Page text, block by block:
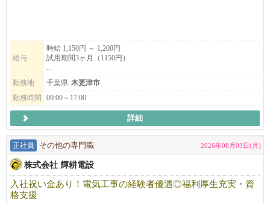
一人ひとりが持つ可能性を広げ、安心して自分らしく成長出来る
居場所作りを目指しています。
小さな成功体験を積み重ねる事が出来る環境でお子様の成長を見
守りませんか？
子どもたちの生活支援に興味のある方、ぜひお気軽にお問合せく
ださい！
♢♢♢♢♢♢
放課後等デイサービス
niconicoしおみ教室
千葉県木更津市潮見2-2-2
☎0438-25-8181
給与
時給 1,150円 ～ 1,200円
試用期間3ヶ月（1150円）
...
勤務地
千葉県 木更津市
勤務時間
09:00～17:00
詳細
正社員 その他の専門職 2026年08月03日(月)
株式会社 輝耕電設
入社祝い金あり！電気工事の経験者優遇◎福利厚生充実・資
格支援